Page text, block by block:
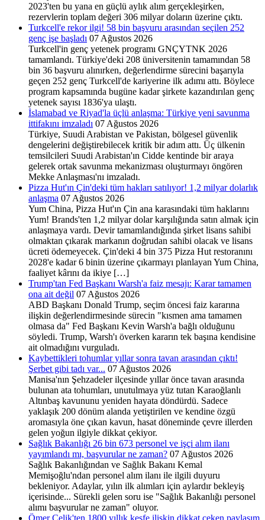
2023'ten bu yana en güçlü aylık alım gerçekleşirken,
rezervlerin toplam değeri 306 milyar doların üzerine çıktı.
Turkcell'e rekor ilgi! 58 bin başvuru arasından seçilen 252
genç işe başladı 07 Ağustos 2026
Turkcell'in genç yetenek programı GNÇYTNK 2026
tamamlandı. Türkiye'deki 208 üniversitenin tamamından 58
bin 36 başvuru alınırken, değerlendirme sürecini başarıyla
geçen 252 genç Turkcell'de kariyerine ilk adımı attı. Böylece
program kapsamında bugüne kadar şirkete kazandırılan genç
yetenek sayısı 1836'ya ulaştı.
İslamabad ve Riyad'la üçlü anlaşma: Türkiye yeni savunma
ittifakını imzaladı 07 Ağustos 2026
Türkiye, Suudi Arabistan ve Pakistan, bölgesel güvenlik
dengelerini değiştirebilecek kritik bir adım attı. Üç ülkenin
temsilcileri Suudi Arabistan'ın Cidde kentinde bir araya
gelerek ortak savunma mekanizması oluşturmayı öngören
Mekke Anlaşması'nı imzaladı.
Pizza Hut'ın Çin'deki tüm hakları satılıyor! 1,2 milyar dolarlık
anlaşma 07 Ağustos 2026
Yum China, Pizza Hut'ın Çin ana karasındaki tüm haklarını
Yum! Brands'ten 1,2 milyar dolar karşılığında satın almak için
anlaşmaya vardı. Devir tamamlandığında şirket lisans sahibi
olmaktan çıkarak markanın doğrudan sahibi olacak ve lisans
ücreti ödemeyecek. Çin'deki 4 bin 375 Pizza Hut restoranını
2028'e kadar 6 binin üzerine çıkarmayı planlayan Yum China,
faaliyet kârını da ikiye […]
Trump'tan Fed Başkanı Warsh'a faiz mesajı: Karar tamamen
ona ait değil 07 Ağustos 2026
ABD Başkanı Donald Trump, seçim öncesi faiz kararına
ilişkin değerlendirmesinde sürecin "kısmen ama tamamen
olmasa da" Fed Başkanı Kevin Warsh'a bağlı olduğunu
söyledi. Trump, Warsh'ı överken kararın tek başına kendisine
ait olmadığını vurguladı.
Kaybettikleri tohumlar yıllar sonra tavan arasından çıktı!
Şerbet gibi tadı var... 07 Ağustos 2026
Manisa'nın Şehzadeler ilçesinde yıllar önce tavan arasında
bulunan ata tohumları, unutulmaya yüz tutan Karaoğlanlı
Altınbaş kavununu yeniden hayata döndürdü. Sadece
yaklaşık 200 dönüm alanda yetiştirilen ve kendine özgü
aromasıyla öne çıkan kavun, hasat döneminde çevre illerden
gelen yoğun ilgiyle dikkat çekiyor.
Sağlık Bakanlığı 26 bin 673 personel ve işçi alım ilanı
yayımlandı mı, başvurular ne zaman? 07 Ağustos 2026
Sağlık Bakanlığından ve Sağlık Bakanı Kemal
Memişoğlu'ndan personel alım ilanı ile ilgili duyuru
bekleniyor. Adaylar, yılın ilk alımları için aylardır bekleyiş
içerisinde... Sürekli gelen soru ise "Sağlık Bakanlığı personel
alımı başvurular ne zaman" oluyor.